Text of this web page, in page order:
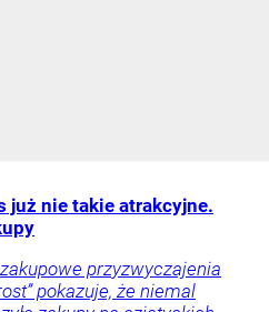
już nie takie atrakcyjne.
przyzwyczajenia
pokazuje, że niemal